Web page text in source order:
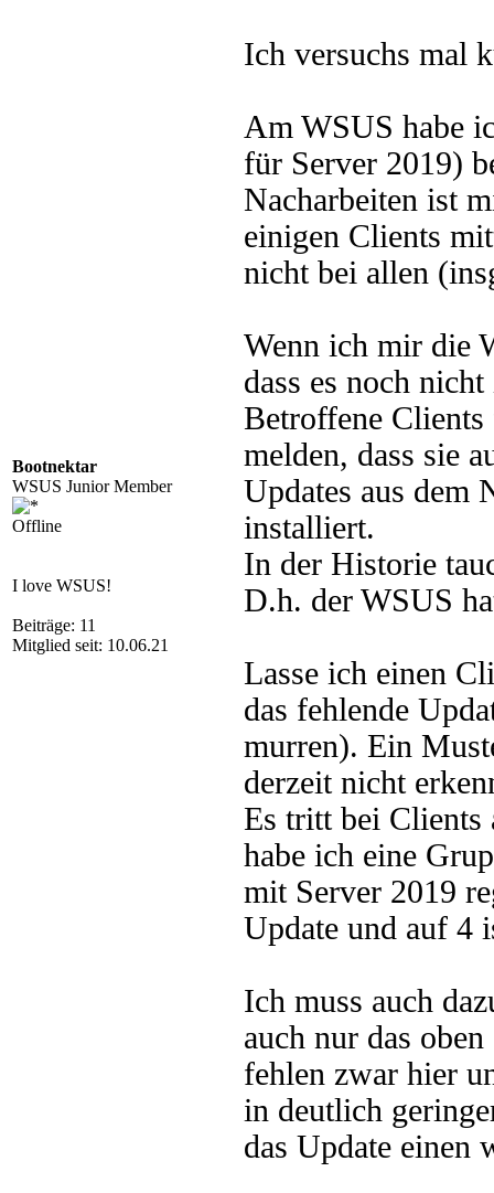
Bootnektar
WSUS Junior Member
Offline
I love WSUS!
Beiträge: 11
Mitglied seit: 10.06.21
Ich versuchs mal
Am WSUS habe
für Server 2019)
Nacharbeiten ist
einigen Clients
nicht bei allen
Wenn ich mir die
dass es noch
Betroffene Clients
melden, dass sie
Updates aus dem
installiert.
In der Historie
D.h. der WSUS
Lasse ich einen
das fehlende
murren). Ein
derzeit nicht
Es tritt bei Clients
habe ich eine
mit Server 2019
Update und auf 4
Ich muss auch
auch nur das
fehlen zwar hier
in deutlich
das Update einen